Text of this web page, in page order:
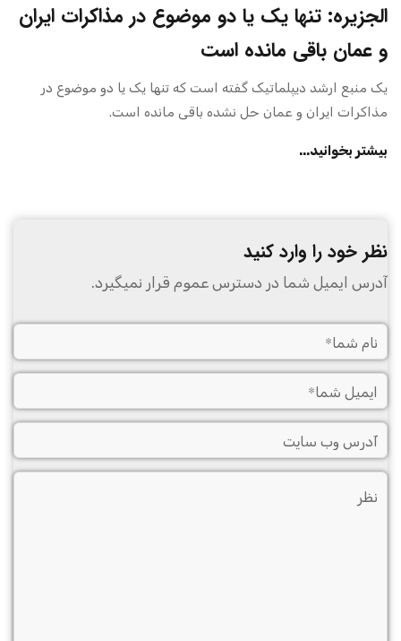
الجزیره: تنها یک یا دو موضوع در مذاکرات ایران
و عمان باقی مانده است
یک منبع ارشد دیپلماتیک گفته است که تنها یک یا دو موضوع در
مذاکرات ایران و عمان حل نشده باقی مانده است.
بیشتر بخوانید...
نظر خود را وارد کنید
آدرس ایمیل شما در دسترس عموم قرار نمیگیرد.